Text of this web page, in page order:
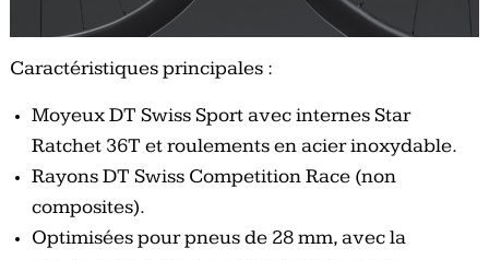
Caractéristiques principales :
Moyeux DT Swiss Sport avec internes Star
Ratchet 36T et roulements en acier inoxydable.
Rayons DT Swiss Competition Race (non
composites).
Optimisées pour pneus de 28 mm, avec la